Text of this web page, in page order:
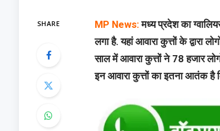
SHARE MP News:मध्य प्रदेश का
लगा है. यहां आवारा कुत्तों के
साल में आवारा कुत्तों ने 78 हजार
इन आवारा कुत्तों का इतना आतंक है